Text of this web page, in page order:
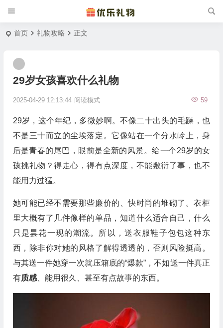
首页 礼物攻略 正文
29岁女孩喜欢什么礼物
2025-04-29 12:13:44 59
阅读模式
29岁，这个年纪，多微妙啊。不像二十出头的毛躁，也
不是三十而立的尘埃落定。它像站在一个分水岭上，身
后是青春的尾巴，眼前是全新的风景。给一个29岁的女
孩挑礼物？得走心，得有点深度，不能敷衍了事，也不
能用力过猛。
她可能已经不需要那些廉价的、快时尚的堆砌了。衣柜
里大概有了几件像样的单品，知道什么适合自己，什么
只是昙花一现的潮流。所以，送衣服鞋子包包这种东
西，除非你对她的风格了解得透透的，否则风险挺高。
与其送一件她穿一次就压箱底的“爆款”，不如送一件真正
有质感、能用很久、甚至有点故事的东西。